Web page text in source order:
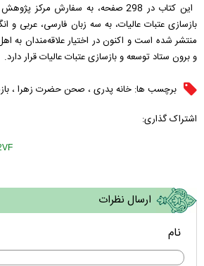
این کتاب در 298 صفحه، به سفارش
بازسازی عتبات عالیات، به سه ‌زبان فارسی، عربی و
منتشر شده است و اکنون در اختیار علاقه‌مندان به
و برون ستاد توسعه و بازسازی عتبات عالیات قرار دارد.
برچسب ها: خانه پدری ، صحن حضرت زهرا ،
اشتراک گذاری:
ارسال نظرات
نام